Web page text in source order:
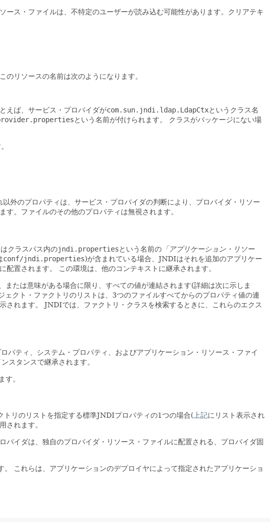
ース・ファイルは、不特定のユーザーが読み込む可能性があります。クリアテキ
このリソースの名前は次のようになります。
えば、サービス・プロバイダがcom.sun.jndi.ldap.LdapCtxというクラス名
という名前が付けられます。
クラスがパッケージにない場
以外のプロパティは、サービス・プロバイダの判断により、プロバイダ・リソー
。ファイルのその他のプロパティは無視されます。
クラスパス内のjndi.propertiesという名前の 「アプリケーション・リソー
conf/jndi.properties)が含まれている場合、JNDIはそれを追加のアプリケー
配置されます。 この環境は、他のコンテキストに継承されます。
たは意味がある場合に限り、すべての値が連結されます(詳細は次に示しま
クト・ファクトリのリストは、3つのファイルすべてからのプロパティ値の連
されます。
JNDIでは、ファクトリ・クラスを検索するときに、これらのエクス
ティ、システム・プロパティ、およびアプリケーション・リソース・ファイ
スタンスで継承されます。
す。
トリのリストを指定する標準JNDIプロパティの1つの場合(上記にリスト表示され
されます。
バイダは、独自のプロバイダ・リソース・ファイルに配置される、プロバイダ固
これらは、アプリケーションのデプロイヤによって指定されたアプリケーショ